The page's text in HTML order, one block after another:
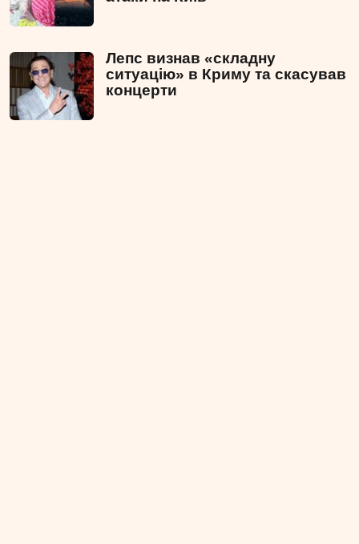
Лепс визнав «складну
ситуацію» в Криму та скасував
концерти